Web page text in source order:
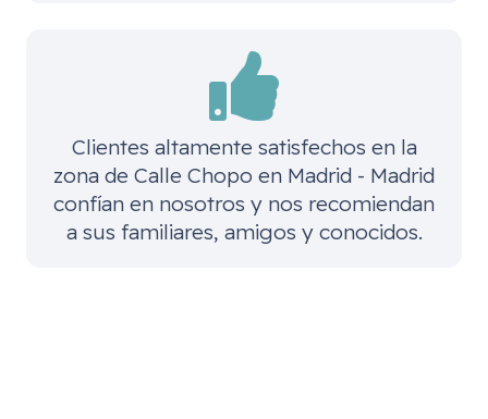
Clientes altamente satisfechos en la
zona de Calle Chopo en Madrid - Madrid
confían en nosotros y nos recomiendan
a sus familiares, amigos y conocidos.